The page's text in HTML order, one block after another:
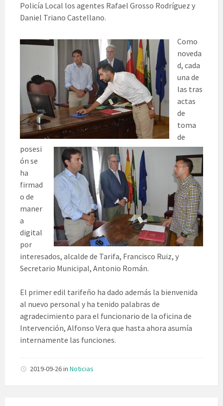
Policía Local los agentes Rafael Grosso Rodríguez y
Daniel Triano Castellano.
Como
noveda
d, cada
una de
las tras
actas
de
toma
de
posesi
ón se
ha
firmad
o de
maner
a
digital
por
interesados, alcalde de Tarifa, Francisco Ruiz, y
Secretario Municipal, Antonio Román.
El primer edil tarifeño ha dado además la bienvenida
al nuevo personal y ha tenido palabras de
agradecimiento para el funcionario de la oficina de
Intervención, Alfonso Vera que hasta ahora asumía
internamente las funciones.
2019-09-26in Noticias